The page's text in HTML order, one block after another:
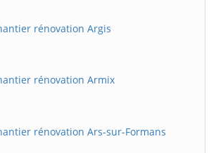
rénovation Argis
rénovation Armix
rénovation Ars-sur-Formans